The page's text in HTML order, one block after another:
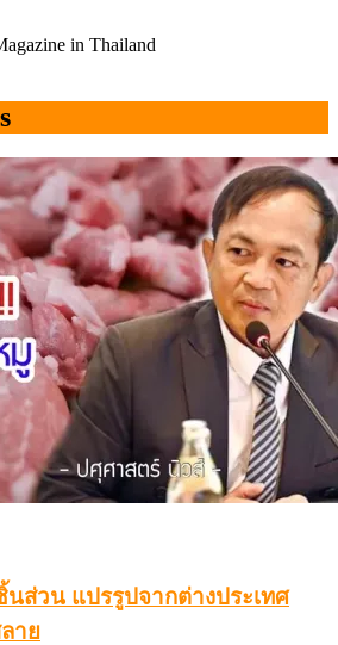
in Thailand
ส่วน แปรรูปจากต่างประเทศ
าย